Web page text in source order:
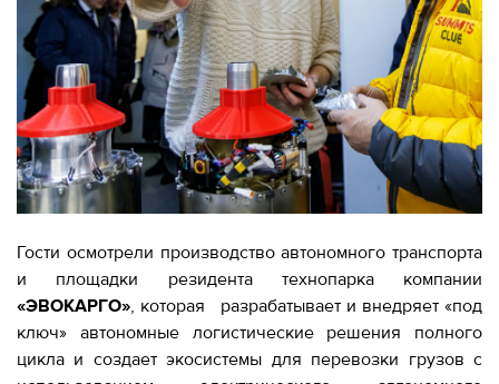
Гости осмотрели производство автономного транспорта
и площадки резидента технопарка компании
«ЭВОКАРГО», которая разрабатывает и внедряет «под
ключ» автономные логистические решения полного
цикла и создает экосистемы для перевозки грузов с